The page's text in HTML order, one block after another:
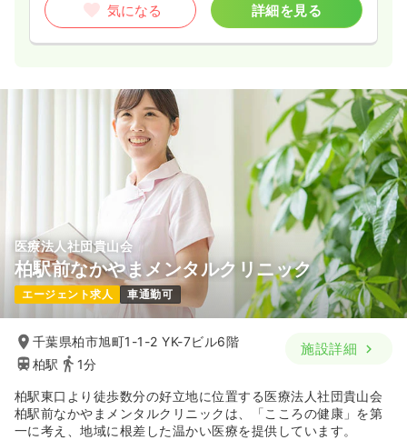
気になる 詳細を見る
医療法人社団貴山会
柏駅前なかやまメンタルクリニック
エージェント求人 車通勤可
千葉県柏市旭町1-1-2 YK-7ビル6階
柏駅
1分
施設詳細
柏駅東口より徒歩数分の好立地に位置する医療法人社団貴山会
柏駅前なかやまメンタルクリニックは、「こころの健康」を第
一に考え、地域に根差した温かい医療を提供しています。